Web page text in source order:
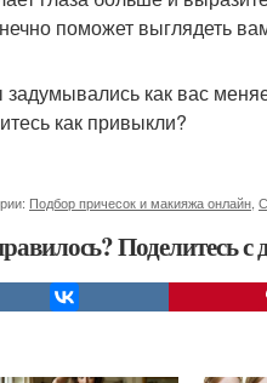
поможет выглядеть
как вас
как привыкли?
Подбор причесок и макияжа онлайн
Поделитесь с